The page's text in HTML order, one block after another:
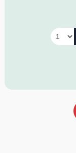
Geruch: